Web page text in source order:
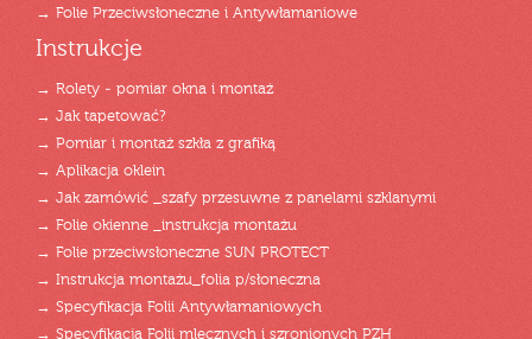
→ Folie Przeciwsłoneczne i Antywłamaniowe
Instrukcje
→ Rolety - pomiar okna i montaż
→ Jak tapetować?
→ Pomiar i montaż szkła z grafiką
→ Aplikacja oklein
→ Jak zamówić _szafy przesuwne z panelami szklanymi
→ Folie okienne _instrukcja montażu
→ Folie przeciwsłoneczne SUN PROTECT
→ Instrukcja montażu_folia p/słoneczna
→ Specyfikacja Folii Antywłamaniowych
→ Specyfikacja Folii mlecznych i szronionych PZH